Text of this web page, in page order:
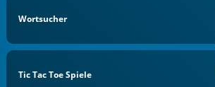
Wortsucher
Tic Tac Toe Spiele